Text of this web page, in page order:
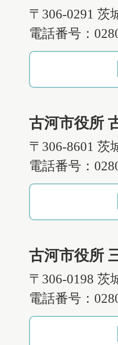
〒306-0291 茨
電話番号：
古河市役所
〒306-8601 茨
電話番号：
古河市役所
〒306-0198 茨
電話番号：